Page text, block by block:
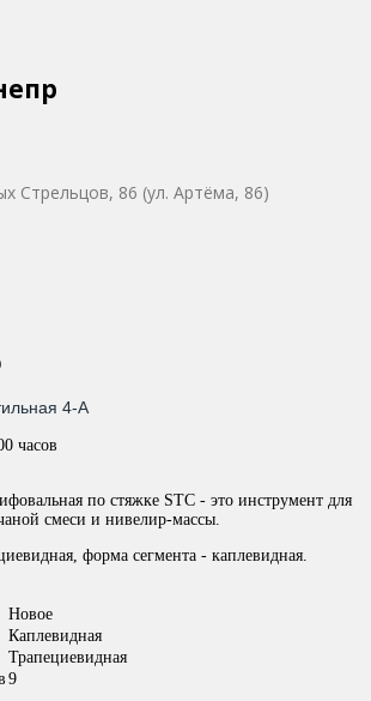
Стрельцов, 86 (ул. Артёма, 86)
4-А
часов
по стяжке STC - это инструмент для
смеси и нивелир-массы.
форма сегмента - каплевидная.
Новое
Каплевидная
Трапециевидная
9